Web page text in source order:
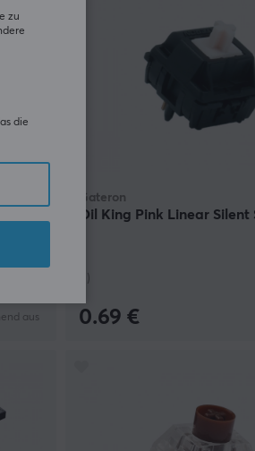
aus
Gateron
Oil King Pink Linear Silent
0.69 €
zu
die